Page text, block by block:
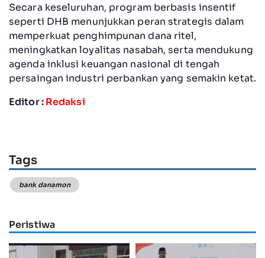
Secara keseluruhan, program berbasis insentif
seperti DHB menunjukkan peran strategis dalam
memperkuat penghimpunan dana ritel,
meningkatkan loyalitas nasabah, serta mendukung
agenda inklusi keuangan nasional di tengah
persaingan industri perbankan yang semakin ketat.
Editor :Redaksi
Tags
bank danamon
Peristiwa